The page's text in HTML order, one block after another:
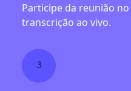
Participe da reunião
transcrição ao vivo.
3